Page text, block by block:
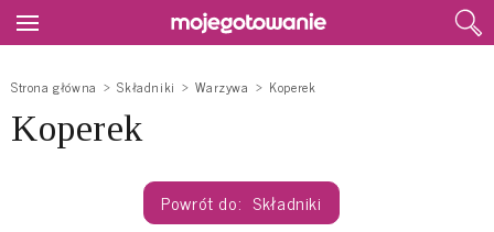
Strona główna Składniki Warzywa Koperek
Koperek
Składniki